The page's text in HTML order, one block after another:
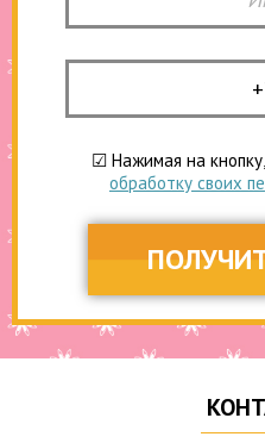
☑ Нажимая на
обработку своих